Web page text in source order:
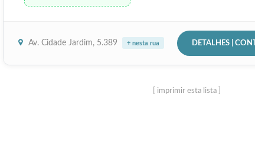
Av. Cidade Jardim, 5.389 + nesta rua DETALHES |
[ imprimir esta lista ]